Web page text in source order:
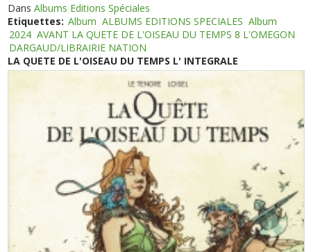
DansAlbums Editions Spéciales
Etiquettes: Album ALBUMS EDITIONS SPECIALES Album
2024 AVANT LA QUETE DE L'OISEAU DU TEMPS 8 L'OMEGON
DARGAUD/LIBRAIRIE NATION
LA QUETE DE L'OISEAU DU TEMPS L' INTEGRALE